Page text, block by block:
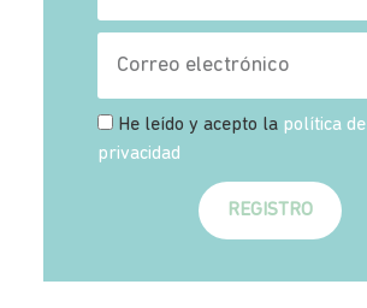
He leído y acepto la política de
privacidad
REGISTRO